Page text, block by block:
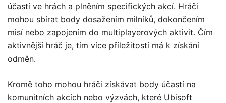
účastí ve hrách a plněním specifických akcí. Hráči
mohou sbírat body dosažením milníků, dokončením
misí nebo zapojením do multiplayerových aktivit. Čím
aktivnější hráč je, tím více příležitostí má k získání
odměn.
Kromě toho mohou hráči získávat body účastí na
komunitních akcích nebo výzvách, které Ubisoft